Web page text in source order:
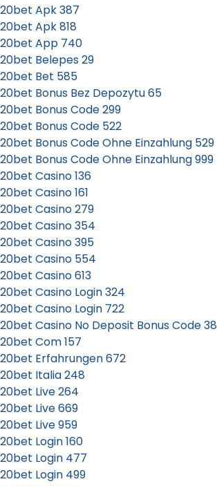
20bet Apk 387
20bet Apk 818
20bet App 740
20bet Belepes 29
20bet Bet 585
20bet Bonus Bez Depozytu 65
20bet Bonus Code 299
20bet Bonus Code 522
20bet Bonus Code Ohne Einzahlung 529
20bet Bonus Code Ohne Einzahlung 999
20bet Casino 136
20bet Casino 161
20bet Casino 279
20bet Casino 354
20bet Casino 395
20bet Casino 554
20bet Casino 613
20bet Casino Login 324
20bet Casino Login 722
20bet Casino No Deposit Bonus Code 38
20bet Com 157
20bet Erfahrungen 672
20bet Italia 248
20bet Live 264
20bet Live 669
20bet Live 959
20bet Login 160
20bet Login 477
20bet Login 499